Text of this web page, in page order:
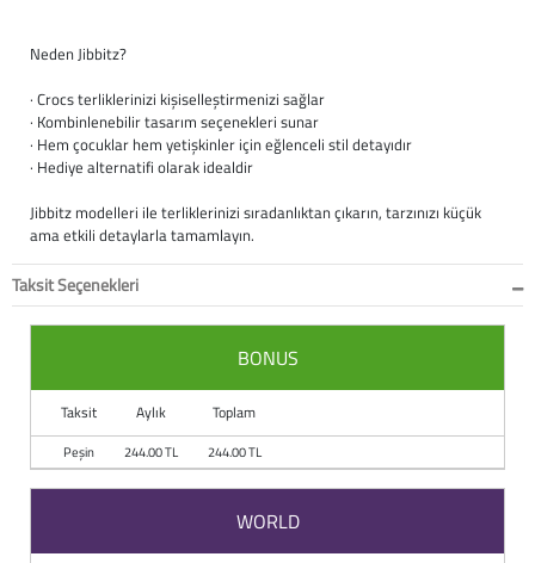
Neden Jibbitz?
· Crocs terliklerinizi kişiselleştirmenizi sağlar
· Kombinlenebilir tasarım seçenekleri sunar
· Hem çocuklar hem yetişkinler için eğlenceli stil detayıdır
· Hediye alternatifi olarak idealdir
Jibbitz modelleri ile terliklerinizi sıradanlıktan çıkarın, tarzınızı küçük
ama etkili detaylarla tamamlayın.
Taksit Seçenekleri
BONUS
Taksit Aylık Toplam
Peşin 244.00 TL 244.00 TL
WORLD